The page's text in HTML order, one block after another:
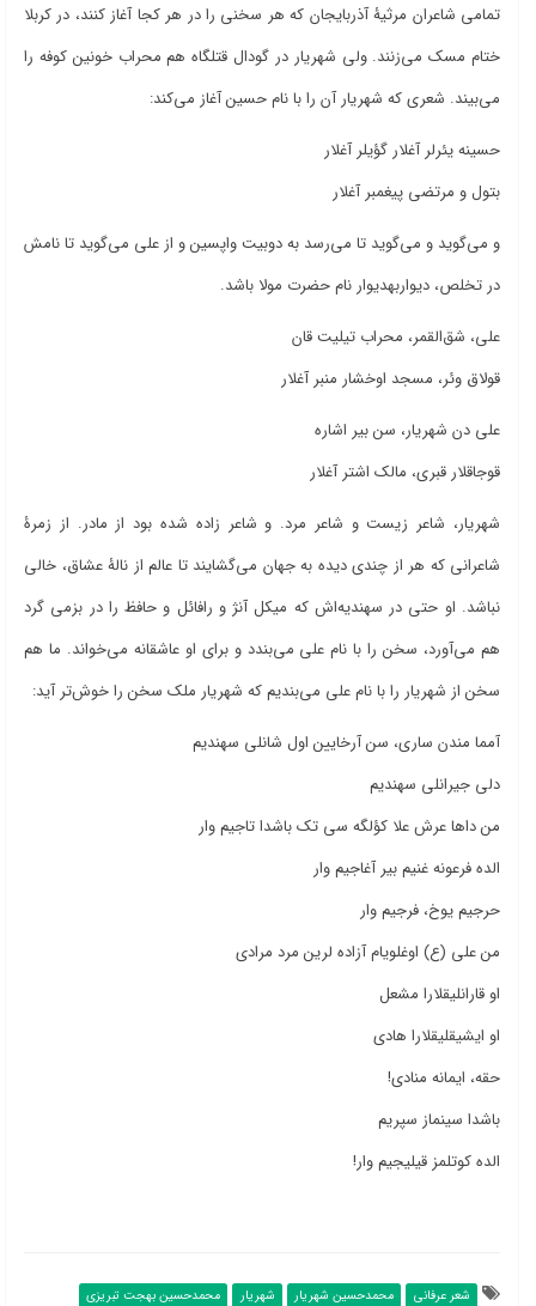
تمامی شاعران مرثیۀ آذربایجان که هر سخنی را در هر کجا آغاز کنند، در کربلا
ختام مسک می‌زنند. ولی شهریار در گودال قتلگاه هم محراب خونین کوفه را
می‌بیند. شعری که شهریار آن را با نام حسین آغاز می‌کند:
حسینه یئرلر آغلار گؤیلر آغلار
بتول و مرتضی پیغمبر آغلار
و می‌گوید و می‌گوید تا می‌رسد به دوبیت واپسین و از علی می‌گوید تا نامش
در تخلص، دیواربهدیوار نام حضرت مولا باشد.
علی، شق‌القمر، محراب تیلیت قان
قولاق وئر، مسجد اوخشار منبر آغلار
علی دن شهریار، سن بیر اشاره
قوجاقلار قبری، مالک اشتر آغلار
شهریار، شاعر زیست و شاعر مرد. و شاعر زاده شده بود از مادر. از زمرۀ
شاعرانی که هر از چندی دیده به جهان می‌گشایند تا عالم از نالۀ عشاق، خالی
نباشد. او حتی در سهندیه‌اش که میکل آنژ و رافائل و حافظ را در بزمی گرد
هم می‌آورد، سخن را با نام علی می‌بندد و برای او عاشقانه می‌خواند. ما هم
سخن از شهریار را با نام علی می‌بندیم که شهریار ملک سخن را خوش‌تر آید:
آمما مندن ساری، سن آرخایین اول شانلی سهندیم
دلی جیرانلی سهندیم
من داها عرش علا کؤلگه سی تک باشدا تاجیم وار
الده فرعونه غنیم بیر آغاجیم وار
حرجیم یوخ، فرجیم وار
من علی (ع) اوغلویام آزاده لرین مرد مرادی
او قارانلیقلارا مشعل
او ایشیقلیقلارا هادی
حقه، ایمانه منادی!
باشدا سینماز سپریم
الده کوتلمز قیلیجیم وار!
شعر عرفانی محمدحسین شهریار شهریار
محمدحسین بهجت تبریزی